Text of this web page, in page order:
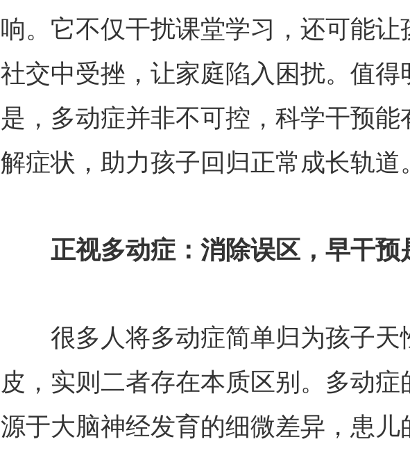
响。它不仅干扰课堂学习，还可能让
社交中受挫，让家庭陷入困扰。值得
是，多动症并非不可控，科学干预能
解症状，助力孩子回归正常成长轨道
正视多动症：消除误区，早干预
很多人将多动症简单归为孩子天
皮，实则二者存在本质区别。多动症
源于大脑神经发育的细微差异，患儿